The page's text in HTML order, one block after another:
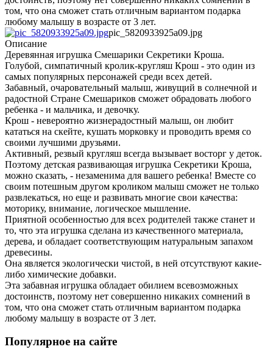
том, что она сможет стать отличным вариантом подарка
любому малышу в возрасте от 3 лет.
pic_5820933925a09.jpg
Описание
Деревянная игрушка Смешарики Секретики Кроша.
Голубой, симпатичный кролик-кругляш Крош - это один из
самых популярных персонажей среди всех детей.
Забавный, очаровательный малыш, живущий в солнечной и
радостной Стране Смешариков сможет обрадовать любого
ребенка - и мальчика, и девочку.
Крош - невероятно жизнерадостный малыш, он любит
кататься на скейте, кушать морковку и проводить время со
своими лучшими друзьями.
Активный, резвый кругляш всегда вызывает восторг у деток.
Поэтому детская развивающая игрушка Секретики Кроша,
можно сказать, - незаменима для вашего ребенка! Вместе со
своим потешным другом кроликом малыш сможет не только
развлекаться, но еще и развивать многие свои качества:
моторику, внимание, логическое мышление.
Приятной особенностью для всех родителей также станет и
то, что эта игрушка сделана из качественного материала,
дерева, и обладает соответствующим натуральным запахом
древесины.
Она является экологически чистой, в ней отсутствуют какие-
либо химические добавки.
Эта забавная игрушка обладает обилием всевозможных
достоинств, поэтому нет совершенно никаких сомнений в
том, что она сможет стать отличным вариантом подарка
любому малышу в возрасте от 3 лет.
Популярное на сайте